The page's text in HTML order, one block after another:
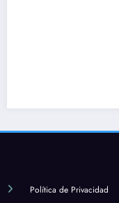
Política de Privacidad